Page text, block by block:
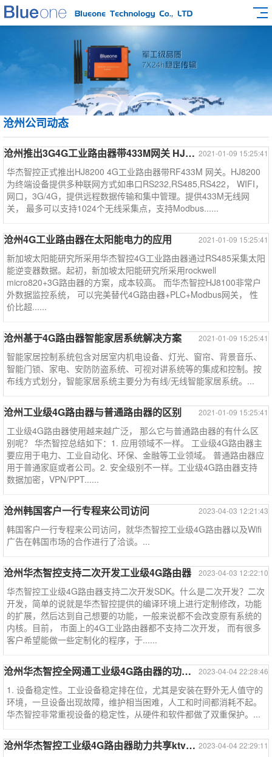
沧州公司动态
2021-01-09 15:25:41
沧州推出3G4G工业路由器带433M网关 HJ8200
华杰智控正式推出HJ8200 4G工业路由器带RF433M 网关。HJ8200
为终端设备提供多种联网方式如串口RS232,RS485,RS422， WIFI，
网口，3G/4G，提供远程数据传输和集中管理。提供433M无线网
关， 最多可以支持1024个无线采集点，支持Modbus......
2021-01-09 15:25:41
沧州4G工业路由器在太阳能电力的应用
新加坡太阳能研究所采用华杰智控4G工业路由器通过RS485采集太阳
能逆变器数据。起初，新加坡太阳能研究所采用rockwell
micro820+3G路由器的方案，成本较高。 而华杰智控HJ8100非常户
外数据监控系统， 可以完美替代4G路由器+PLC+Modbus网关， 性
价比超......
2021-01-09 15:25:41
沧州基于4G路由器智能家居系统解决方案
智能家居控制系统包含对居室内机电设备、灯光、窗帘、背景音乐、
智能门锁、家电、安防防盗系统、可视对讲系统等的集成和控制。按
布线方式划分，智能家居系统主要分为有线/无线智能家居系统。...
2021-01-09 15:25:41
沧州工业级4G路由器与普通路由器的区别
工业级4G路由器使用越来越广泛， 那么它与普通路由器的有什么区
别呢？ 华杰智控总结如下：1. 应用领域不一样。 工业级4G路由器主
要应用于电力、工业自动化、环保、金融等工业领域。 普通路由器应
用于普通家庭或者公司。2. 安全级别不一样。工业级4G路由器支持
数据加密，VPN/PPT......
2023-04-03 12:21:43
沧州韩国客户一行专程来公司访问
韩国客户一行专程来公司访问，就华杰智控工业级4G路由器以及Wifi
广告在韩国市场的合作进行了洽谈。...
2023-04-03 12:22:10
沧州华杰智控支持二次开发工业级4G路由器
华杰智控工业级4G路由器支持二次开发SDK。什么是二次开发？二次
开发，简单的说就是华杰智控提供的编译环境上进行定制修改，功能
的扩展，然后达到自己想要的功能，一般来说都不会改变原有系统的
内核。目前， 市面上的4G工业路由器都不支持二次开发， 而有很多
客户希望能做一些定制化的程序，于......
2023-04-04 22:28:46
沧州华杰智控全网通工业级4G路由器的功能特点
1. 设备稳定性。工业设备稳定排在位，尤其是安装在野外无人值守的
环境，一旦设备出现故障，维护相当困难，人工和时间都消耗不起。
华杰智控非常重视设备的稳定性，从硬件和软件都做了双重保护。...
2023-04-04 22:29:11
沧州华杰智控工业级4G路由器助力共享ktv的发展